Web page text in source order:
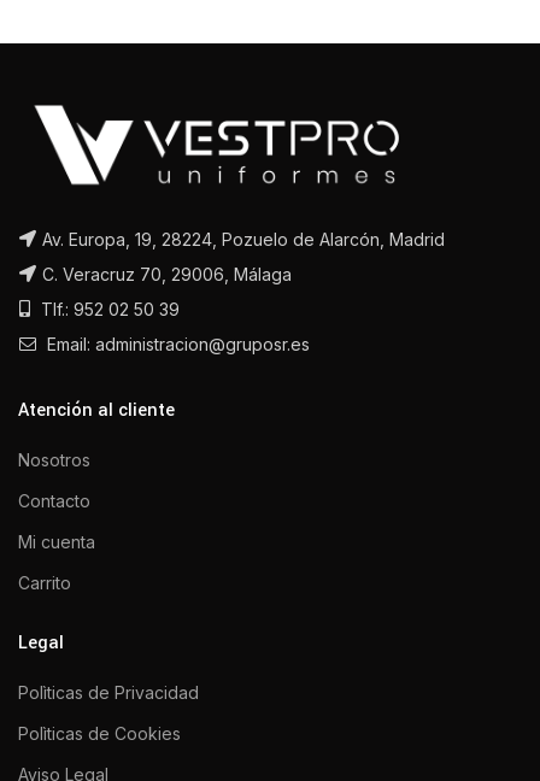
Av. Europa, 19, 28224, Pozuelo de Alarcón, Madrid
C. Veracruz 70, 29006, Málaga
Tlf.: 952 02 50 39
Email: administracion@gruposr.es
Atención al cliente
Nosotros
Contacto
Mi cuenta
Carrito
Legal
Polìticas de Privacidad
Polìticas de Cookies
Aviso Legal